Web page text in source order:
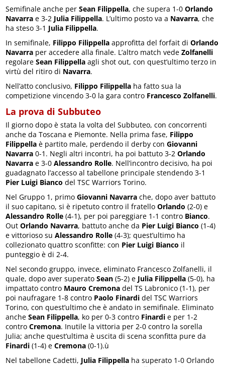
Semifinale anche perSean Filippella, che supera 1-0Orlando
Navarra e 3-2 Julia Filippella. L’ultimo posto va a Navarra, che
ha steso 3-1 Julia Filippella.
In semifinale, Filippo Filippella approfitta del forfait diOrlando
Navarra per accedere alla finale. L’altro match vedeZolfanelli
regolareSean Filippella agli shot out, con quest’ultimo terzo in
virtù del ritiro di Navarra.
Nell’atto conclusivo, Filippo Filippella ha fatto sua la
competizione vincendo 3-0 la gara contro Francesco Zolfanelli.
La prova di Subbuteo
Il giorno dopo è stata la volta del Subbuteo, con concorrenti
anche da Toscana e Piemonte. Nella prima fase, Filippo
Filippella è partito male, perdendo il derby conGiovanni
Navarra 0-1. Negli altri incontri, ha poi battuto 3-2Orlando
Navarra e 3-0Alessandro Rolle. Nell’incontro decisivo, ha poi
guadagnato l’accesso al tabellone principale stendendo 3-1
Pier Luigi Bianco del TSC Warriors Torino.
Nel Gruppo 1, primoGiovanni Navarra che, dopo aver battuto
il suo capitano, si è ripetuto contro il fratelloOrlando (2-0) e
Alessandro Rolle (4-1), per poi pareggiare 1-1 contro Bianco.
OutOrlando Navarra, battuto anche da Pier Luigi Bianco (1-4)
e vittorioso suAlessandro Rolle (4-3); quest’ultimo ha
collezionato quattro sconfitte: con Pier Luigi Bianco il
punteggio è di 2-4.
Nel secondo gruppo, invece, eliminato Francesco Zolfanelli, il
quale, dopo aver superatoSean (5-2) e Julia Filippella (5-0), ha
impattato contro Mauro Cremona del TS Labronico (1-1), per
poi naufragare 1-8 contro Paolo Finardi del TSC Warriors
Torino, con quest’ultimo che è andato in semifinale. Eliminato
ancheSean Filippella, ko per 0-3 contro Finardi e per 1-2
controCremona. Inutile la vittoria per 2-0 contro la sorella
Julia; anche quest’ultima è uscita di scena sconfitta pure da
Finardi (1-4) eCremona (0-1).ù
Nel tabellone Cadetti, Julia Filippella ha superato 1-0 Orlando